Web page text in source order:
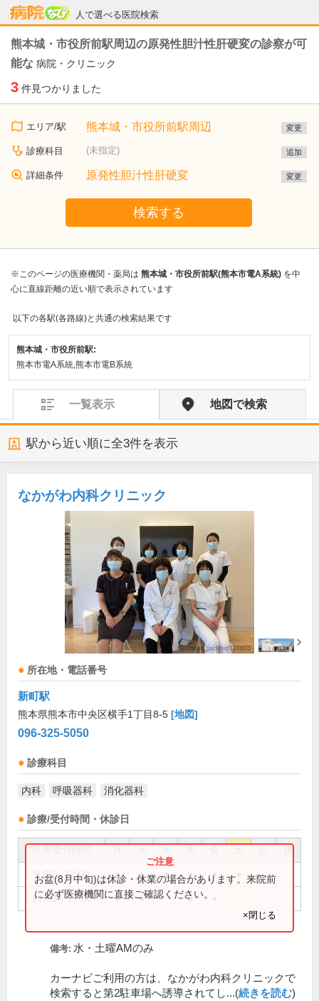
人で選べる医院検索
病院なび
熊本城・市役所前駅周辺の原発性胆汁性肝硬変の診察が可
能な 病院・クリニック
3 件見つかりました
エリア/駅 熊本城・市役所前駅周辺 変更
診療科目 (未指定) 追加
詳細条件 原発性胆汁性肝硬変 変更
検索する
※このページの医療機関・薬局は 熊本城・市役所前駅(熊本市電A系統) を中
心に直線距離の近い順で表示されています
以下の各駅(各路線)と共通の検索結果です
熊本城・市役所前駅:
熊本市電A系統,熊本市電B系統
一覧表示 地図で検索
駅から近い順に全3件を表示
なかがわ内科クリニック
所在地・電話番号
新町駅
熊本県熊本市中央区横手1丁目8-5 [地図]
096-325-5050
診療科目
内科 呼吸器科 消化器科
診療/受付時間・休診日
祝
9:00～12:00 ● ● ● ● ●
14:00～17:00 ● ● ●
お盆(8月中旬)は休診・休業の場合があります。来院前
に必ず医療機関に直接ご確認ください。
×閉じる
備考: 水・土曜AMのみ
カーナビご利用の方は、なかがわ内科クリニックで
検索すると第2駐車場へ誘導されてし...(続きを読む)